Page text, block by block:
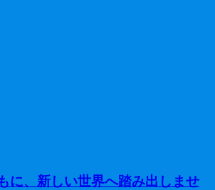
に、新しい世界へ踏み出しませ